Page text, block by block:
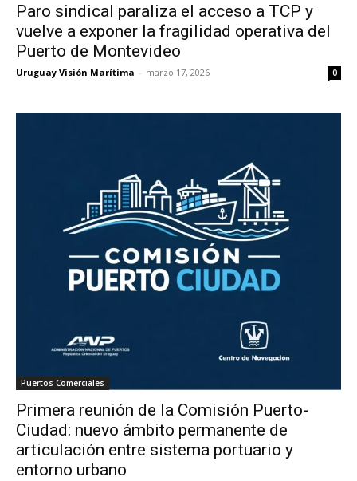
Paro sindical paraliza el acceso a TCP y
vuelve a exponer la fragilidad operativa del
Puerto de Montevideo
Uruguay Visión Marítima - marzo 17, 2026 0
Puertos Comerciales
Primera reunión de la Comisión Puerto-
Ciudad: nuevo ámbito permanente de
articulación entre sistema portuario y
entorno urbano